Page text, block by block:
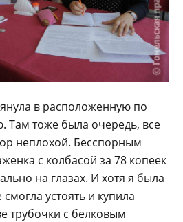
в расположенную по
Там тоже была очередь, все
неплохой. Бесспорным
с колбасой за 78 копеек
на глазах. И хотя я была
устоять и купила
трубочки с белковым